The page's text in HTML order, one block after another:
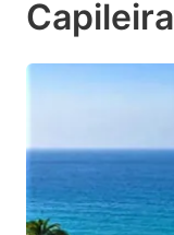
Capileira